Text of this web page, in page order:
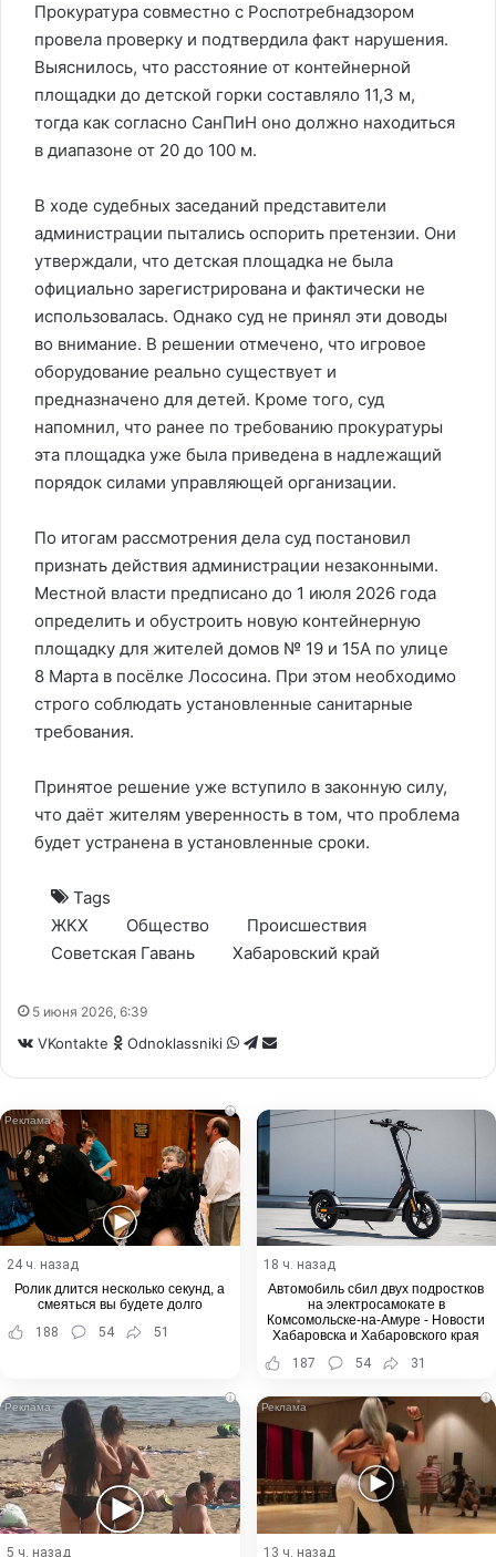
Прокуратура совместно с Роспотребнадзором
провела проверку и подтвердила факт нарушения.
Выяснилось, что расстояние от контейнерной
площадки до детской горки составляло 11,3 м,
тогда как согласно СанПиН оно должно находиться
в диапазоне от 20 до 100 м.
В ходе судебных заседаний представители
администрации пытались оспорить претензии. Они
утверждали, что детская площадка не была
официально зарегистрирована и фактически не
использовалась. Однако суд не принял эти доводы
во внимание. В решении отмечено, что игровое
оборудование реально существует и
предназначено для детей. Кроме того, суд
напомнил, что ранее по требованию прокуратуры
эта площадка уже была приведена в надлежащий
порядок силами управляющей организации.
По итогам рассмотрения дела суд постановил
признать действия администрации незаконными.
Местной власти предписано до 1 июля 2026 года
определить и обустроить новую контейнерную
площадку для жителей домов № 19 и 15А по улице
8 Марта в посёлке Лососина. При этом необходимо
строго соблюдать установленные санитарные
требования.
Принятое решение уже вступило в законную силу,
что даёт жителям уверенность в том, что проблема
будет устранена в установленные сроки.
Tags
ЖКХ
Общество
Происшествия
Советская Гавань
Хабаровский край
5 июня 2026, 6:39
VKontakte Odnoklassniki WhatsApp
Telegram
Share
i
24 ч. назад
Ролик длится несколько секунд, а
смеяться вы будете долго
188
54 51
18 ч. назад
Автомобиль сбил двух подростков
на электросамокате в
Комсомольске-на-Амуре - Новости
Хабаровска и Хабаровского края
187
54 31
i
5 ч. назад
i
13 ч. назад